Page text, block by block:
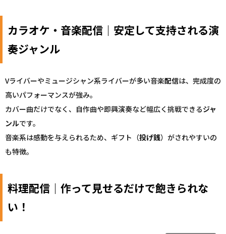
カラオケ・音楽配信｜安定して支持される演
奏ジャンル
Vライバーやミュージシャン系ライバーが多い音楽配信は、完成度の
高いパフォーマンスが強み。
カバー曲だけでなく、自作曲や即興演奏など幅広く挑戦できるジャ
ンルです。
音楽系は感動を与えられるため、ギフト（投げ銭）がされやすいの
も特徴。
料理配信｜作って見せるだけで飽きられな
い！